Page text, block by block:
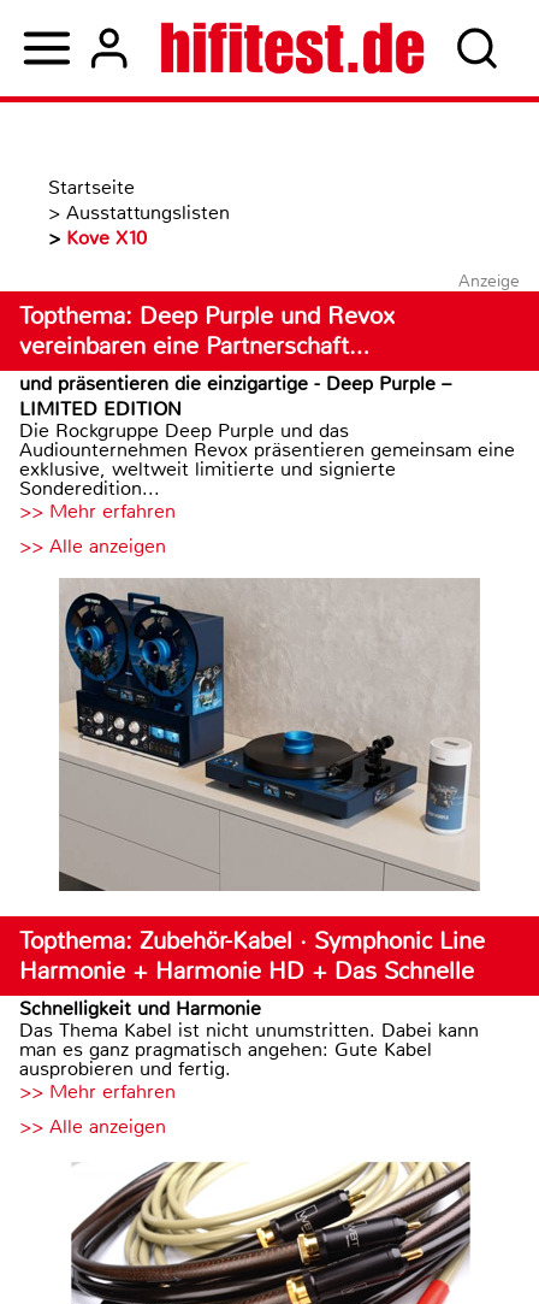
Startseite
> Ausstattungslisten
> Kove X10
Anzeige
Topthema: Deep Purple und Revox
vereinbaren eine Partnerschaft…
und präsentieren die einzigartige - Deep Purple –
LIMITED EDITION
Die Rockgruppe Deep Purple und das
Audiounternehmen Revox präsentieren gemeinsam eine
exklusive, weltweit limitierte und signierte
Sonderedition...
>> Mehr erfahren
>> Alle anzeigen
Topthema: Zubehör-Kabel · Symphonic Line
Harmonie + Harmonie HD + Das Schnelle
Schnelligkeit und Harmonie
Das Thema Kabel ist nicht unumstritten. Dabei kann
man es ganz pragmatisch angehen: Gute Kabel
ausprobieren und fertig.
>> Mehr erfahren
>> Alle anzeigen